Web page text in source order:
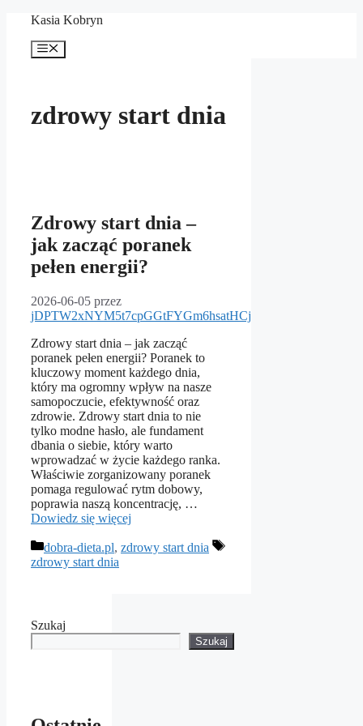
PrzejdźKasia Kobryn
Menu
zdrowy start dnia
Zdrowy start dnia –
jak zacząć poranek
pełen energii?
2026-06-05 przez
jDPTW2xNYM5t7cpGGtFYGm6hsatHCj
Zdrowy start dnia – jak zacząć
poranek pełen energii? Poranek to
kluczowy moment każdego dnia,
który ma ogromny wpływ na nasze
samopoczucie, efektywność oraz
zdrowie. Zdrowy start dnia to nie
tylko modne hasło, ale fundament
dbania o siebie, który warto
wprowadzać w życie każdego ranka.
Właściwie zorganizowany poranek
pomaga regulować rytm dobowy,
poprawia naszą koncentrację, …
Dowiedz się więcej
Kategorie
dobra-dieta.pl, zdrowy start dnia
Tagi
zdrowy start dnia
Szukaj
Szukaj